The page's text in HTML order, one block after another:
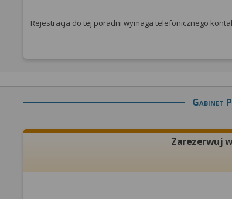
Rejestracja do tej poradni wymaga telefonicznego
Gabinet
Zarezerwuj